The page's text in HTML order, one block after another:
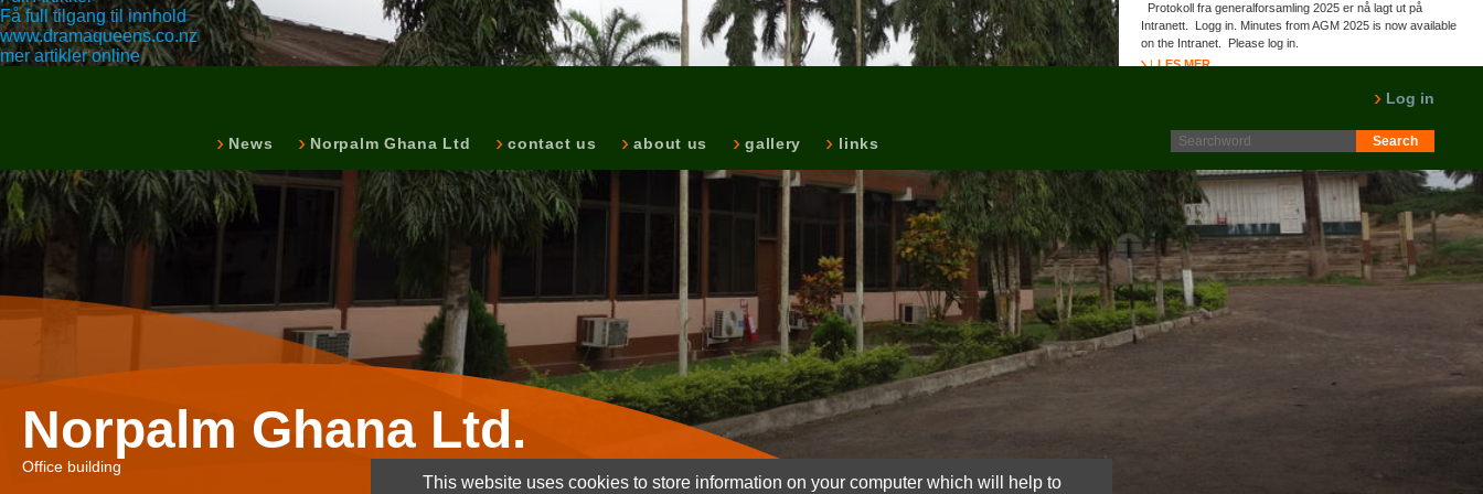
Få full tilgang til innhold
www.dramaqueens.co.nz
mer artikler online
News Norpalm Ghana Ltd contact us about us gallery links
Log in
Protokoll fra generalforsamling 2025 er nå lagt ut på
Intranett. Logg in. Minutes from AGM 2025 is now available
on the Intranet. Please log in.
LES MER
Norpalm Ghana Ltd.
Office building
This website uses cookies to store information on your computer which will help to